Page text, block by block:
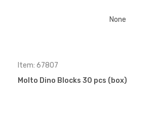
Item: 67807
Molto Dino Blocks 30 pcs (box)